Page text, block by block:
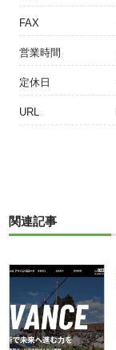
FAX
営業時間
定休日
URL
関連記事